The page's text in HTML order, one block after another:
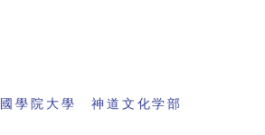
學院大學 神道文化学部